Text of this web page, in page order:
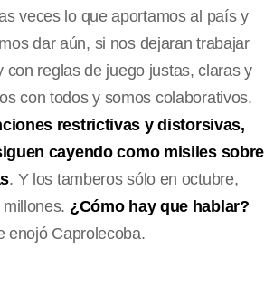
veces lo que aportamos al país y
dar aún, si nos dejaran trabajar
con reglas de juego justas, claras y
con todos y somos colaborativos.
restrictivas y distorsivas,
cayendo como misiles sobre
. Y los tamberos sólo en octubre,
¿Cómo hay que hablar?
enojó Caprolecoba.